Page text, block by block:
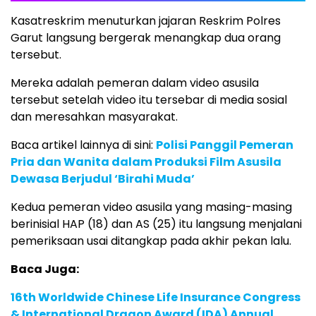
Kasatreskrim menuturkan jajaran Reskrim Polres
Garut langsung bergerak menangkap dua orang
tersebut.
Mereka adalah pemeran dalam video asusila
tersebut setelah video itu tersebar di media sosial
dan meresahkan masyarakat.
Baca artikel lainnya di sini: Polisi Panggil Pemeran
Pria dan Wanita dalam Produksi Film Asusila
Dewasa Berjudul ‘Birahi Muda’
Kedua pemeran video asusila yang masing-masing
berinisial HAP (18) dan AS (25) itu langsung menjalani
pemeriksaan usai ditangkap pada akhir pekan lalu.
Baca Juga:
16th Worldwide Chinese Life Insurance Congress